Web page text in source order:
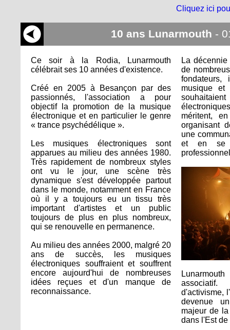
Cliquez ici
10 ans Lunarmouth -
Ce soir à la Rodia, Lunarmouth
célébrait ses 10 années d'existence.
Créé en 2005 à Besançon par des
passionnés, l'association a pour
objectif la promotion de la musique
électronique et en particulier le genre
« trance psychédélique ».
Les musiques électroniques sont
apparues au milieu des années 1980.
Très rapidement de nombreux styles
ont vu le jour, une scène très
dynamique s'est développée partout
dans le monde, notamment en France
où il y a toujours eu un tissu très
important d'artistes et un public
toujours de plus en plus nombreux,
qui se renouvelle en permanence.
Au milieu des années 2000, malgré 20
ans de succès, les musiques
électroniques souffraient et souffrent
encore aujourd'hui de nombreuses
idées reçues et d'un manque de
reconnaissance.
La
de
musique et
méritent,
organisant
une
et en se
d'activisme,
devenue
majeur de
dans l'Est